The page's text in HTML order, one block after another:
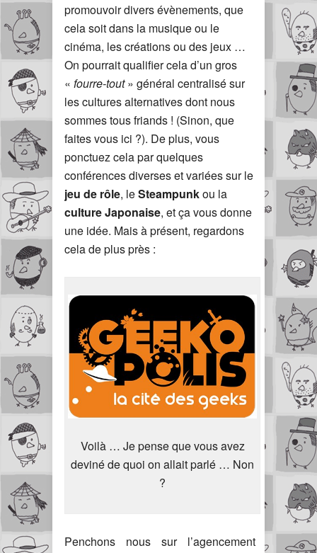
promouvoir divers évènements, que
cela soit dans la musique ou le
cinéma, les créations ou des jeux …
On pourrait qualifier cela d’un gros
« fourre-tout» général centralisé sur
les cultures alternatives dont nous
sommes tous friands ! (Sinon, que
faites vous ici ?). De plus, vous
ponctuez cela par quelques
conférences diverses et variées sur le
jeu de rôle, leSteampunkou la
culture Japonaise, et ça vous donne
une idée. Mais à présent, regardons
cela de plus près :
Voilà … Je pense que vous avez
deviné de quoi on allait parlé … Non
?
Penchons nous sur l’agencement